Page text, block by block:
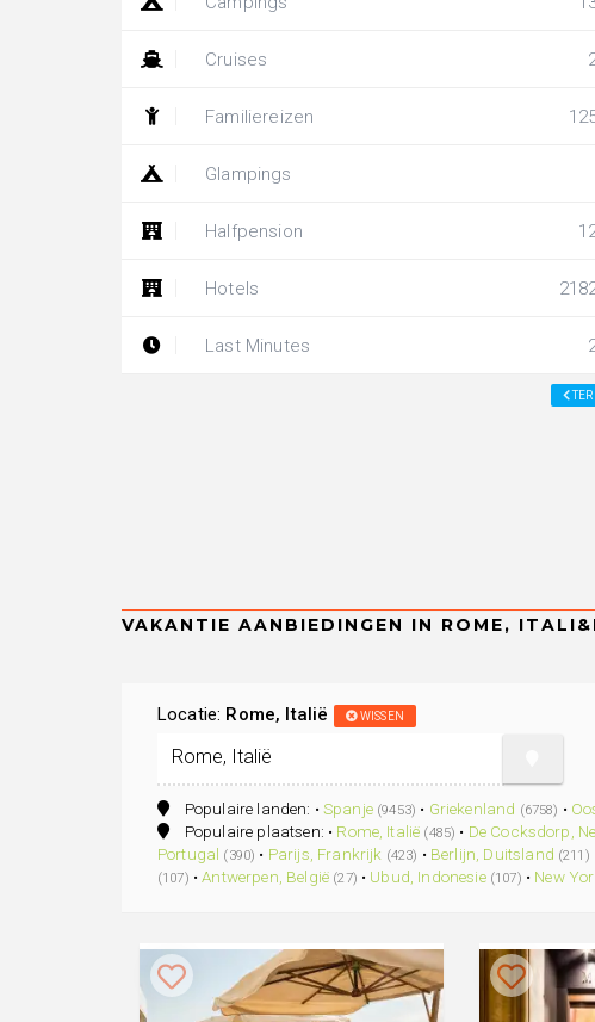
Cruises
Familiereizen
Glampings
Halfpension
Hotels
Last Minutes
Locatie: Rome, Italië WISSEN
Populaire landen: •Spanje (9453) • Griekenland (6758) •
Populaire plaatsen: • Rome, Italië (485) • De Cocksdorp,
Portugal (390) • Parijs, Frankrijk (423) • Berlijn, Duitsland (211)
(107) •Antwerpen, België (27) • Ubud, Indonesie (107) • New